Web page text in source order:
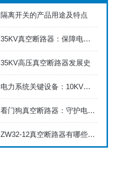
隔离开关的产品用途及特点
35KV真空断路器：保障电力系统安全稳定运行的高效断路技术
35KV高压真空断路器发展史
电力系统关键设备：10KV高压计量箱在配电网中的核心作用与安装规范详解
看门狗真空断路器：守护电力安全的利器
ZW32-12真空断路器有哪些主要特点？